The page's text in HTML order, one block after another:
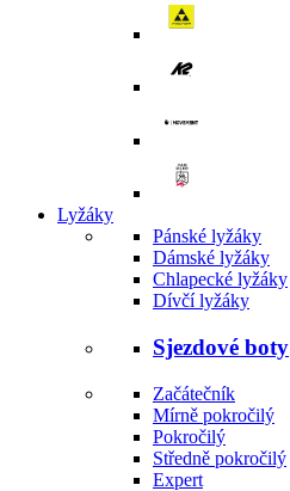
Lyžáky
Pánské lyžáky
Dámské lyžáky
Chlapecké lyžáky
Dívčí lyžáky
Sjezdové boty
Začátečník
Mírně pokročilý
Pokročilý
Středně pokročilý
Expert